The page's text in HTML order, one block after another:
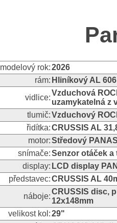
modelový rok:2026
rám: Hliníkový AL
vidlice:
Vzduchová
uzamykatelná z
tlumič:Vzduchový
řidítka:CRUSSIS AL
motor:Středový
snímače:Senzor otáček
display: LCD display
představec:CRUSSIS AL
náboje:
CRUSSIS disc,
12x148mm
velikost kol:29"